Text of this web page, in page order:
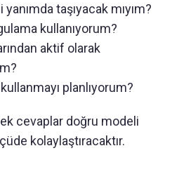
taşıyacak mıyım?
kullanıyorum?
aktif olarak
planlıyorum?
cevaplar doğru modeli
kolaylaştıracaktır.